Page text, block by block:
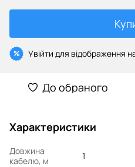
% Увійти для відображення
До обраного
Характеристики
Довжина
кабелю, м
1